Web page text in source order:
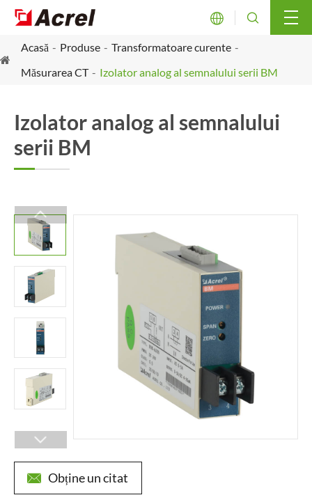
 
Acasă Produse
Transformatoare curente
Măsurarea CT
Izolator analog al semnalului serii BM
Izolator analog al semnalului
serii BM


 Obține un citat